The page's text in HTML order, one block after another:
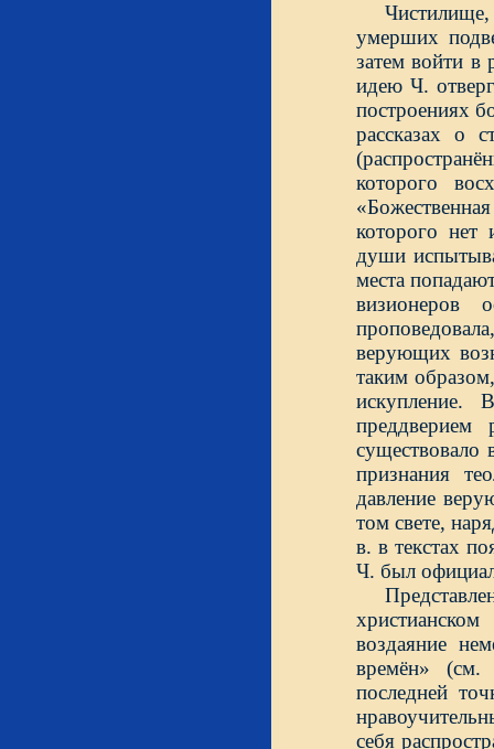
Чистилище,
умерших
затем войти в
идею Ч.
построениях
рассказах о
которого
которого нет
души
места
визионеров
верующих
таким
искупление.
существовало
признания
давление
том свете,
в. в текстах
Ч. был
воздаяние
времён» (см.
последней
себя